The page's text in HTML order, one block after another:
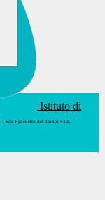
Istituto di
San Benedetto del Tronto • Tel.